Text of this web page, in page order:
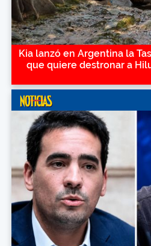
Kia lanzó en Argentina la
que quiere destronar a